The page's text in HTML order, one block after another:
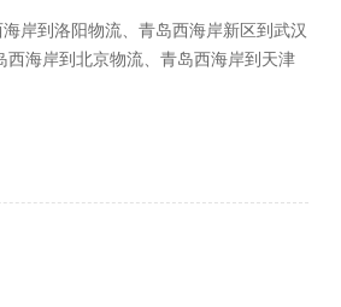
岸到洛阳物流、青岛西海岸新区到武汉
海岸到北京物流、青岛西海岸到天津